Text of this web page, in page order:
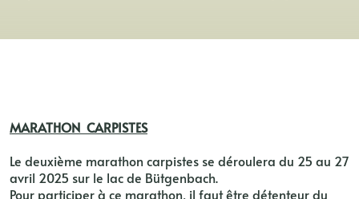
MARATHON CARPISTES
Le deuxième marathon carpistes se déroulera du 25 au 27
avril 2025 sur le lac de Bütgenbach.
Pour participer à ce marathon, il faut être détenteur du